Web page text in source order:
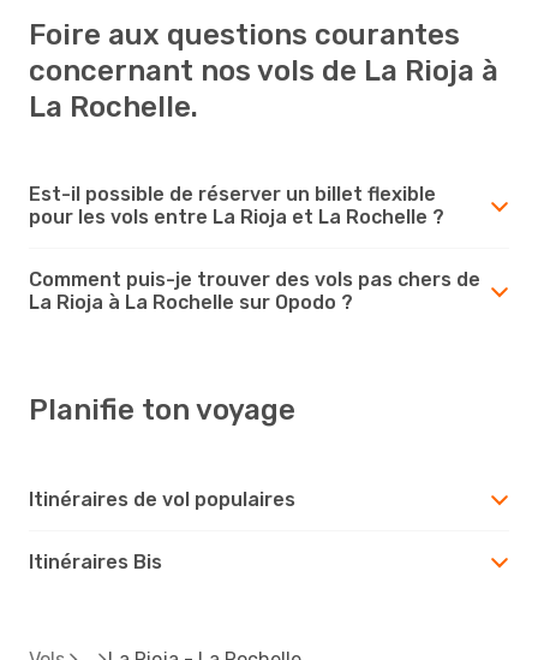
Foire aux questions courantes
concernant nos vols de La Rioja à
La Rochelle.
Est-il possible de réserver un billet flexible
pour les vols entre La Rioja et La Rochelle ?
Comment puis-je trouver des vols pas chers de
La Rioja à La Rochelle sur Opodo ?
Planifie ton voyage
Itinéraires de vol populaires
Itinéraires Bis